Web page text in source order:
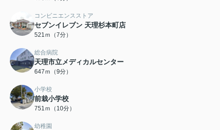
コンビニエンスストア
セブンイレブン 天理杉本町店
521ｍ（7分）
総合病院
天理市立メディカルセンター
647ｍ（9分）
小学校
前栽小学校
751ｍ（10分）
幼稚園